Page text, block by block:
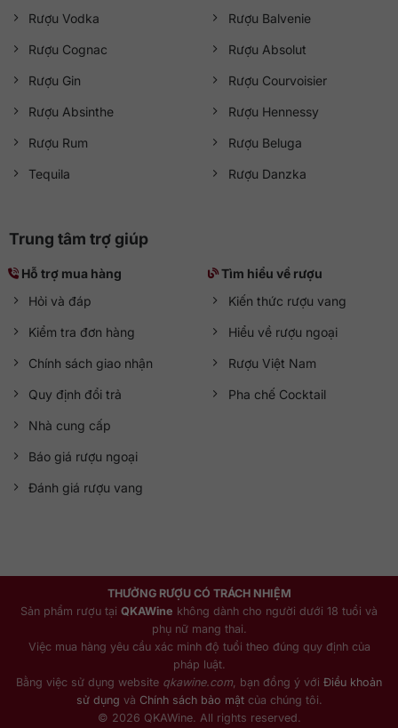
Rượu Vodka
Rượu Cognac
Rượu Gin
Rượu Absinthe
Rượu Rum
Tequila
Rượu Balvenie
Rượu Absolut
Rượu Courvoisier
Rượu Hennessy
Rượu Beluga
Rượu Danzka
Trung tâm trợ giúp
Hỗ trợ mua hàng
Hỏi và đáp
Kiểm tra đơn hàng
Chính sách giao nhận
Quy định đổi trả
Nhà cung cấp
Báo giá rượu ngoại
Đánh giá rượu vang
Tìm hiểu về rượu
Kiến thức rượu vang
Hiểu về rượu ngoại
Rượu Việt Nam
Pha chế Cocktail
THƯỞNG RƯỢU CÓ TRÁCH NHIỆM
Sản phẩm rượu tại QKAWine không dành cho người dưới 18 tuổi và
phụ nữ mang thai.
Việc mua hàng yêu cầu xác minh độ tuổi theo đúng quy định của
pháp luật.
Bằng việc sử dụng website qkawine.com , bạn đồng ý với Điều khoản
sử dụng và Chính sách bảo mậtcủa chúng tôi.
© 2026 QKAWine. All rights reserved.